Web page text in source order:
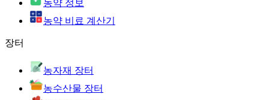
농약 정보
농약 비료 계산기
장터
농자재 장터
농수산물 장터